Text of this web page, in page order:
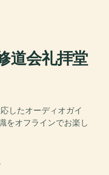
道会礼拝堂
したオーディオガイ
をオフラインでお楽し